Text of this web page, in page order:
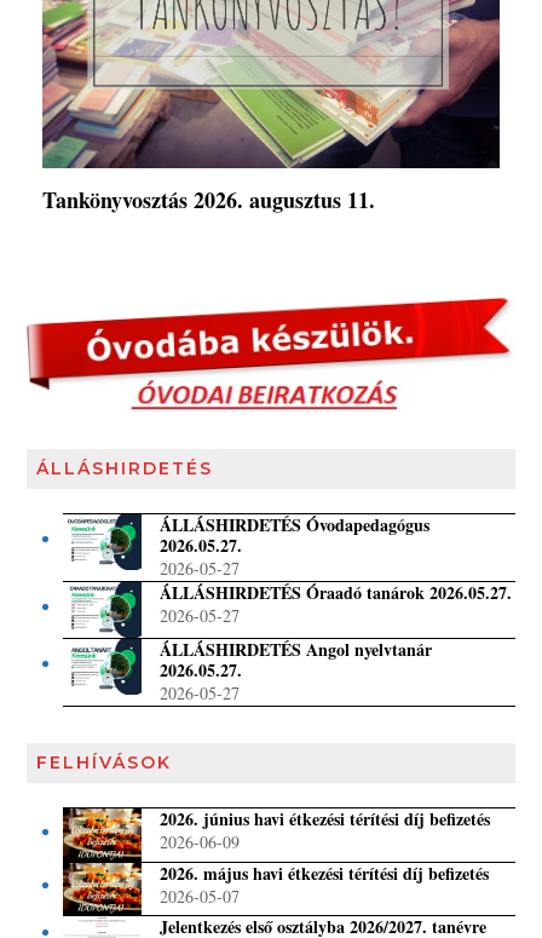
Tankönyvosztás 2026. augusztus 11.
ÁLLÁSHIRDETÉS
ÁLLÁSHIRDETÉS Óvodapedagógus
2026.05.27.
2026-05-27
ÁLLÁSHIRDETÉS Óraadó tanárok 2026.05.27.
2026-05-27
ÁLLÁSHIRDETÉS Angol nyelvtanár
2026.05.27.
2026-05-27
FELHÍVÁSOK
2026. június havi étkezési térítési díj befizetés
2026-06-09
2026. május havi étkezési térítési díj befizetés
2026-05-07
Jelentkezés első osztályba 2026/2027. tanévre